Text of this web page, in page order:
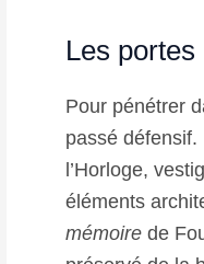
Les portes
Pour pénétrer
passé
l’Horloge,
éléments
mémoire de